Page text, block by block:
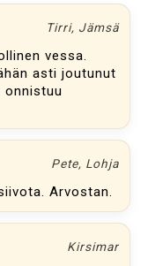
Tirri, Jämsä
vessa.
asti joutunut
onnistuu
Pete, Lohja
Arvostan.
Kirsimar